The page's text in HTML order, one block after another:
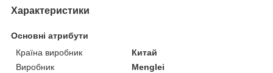
Характеристики
Основні атрибути
Країна виробник
Китай
Виробник
Menglei